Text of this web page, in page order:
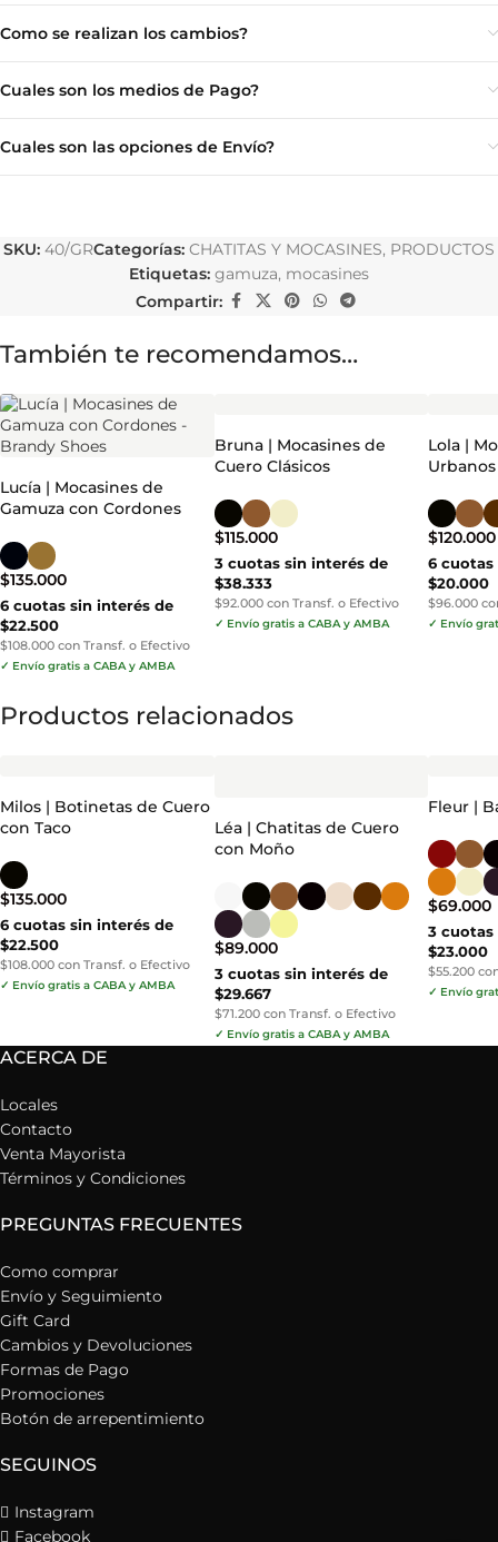
Como se realizan los cambios?
Cuales son los medios de Pago?
Cuales son las opciones de Envío?
SKU: 40/GRCategorías: CHATITAS Y MOCASINES, PRODUCTOS
Etiquetas: gamuza, mocasines
Compartir:
También te recomendamos…
Lucía | Mocasines de
Gamuza con Cordones
$135.000
6 cuotas sin interés de
$22.500
$108.000 con Transf. o Efectivo
✓ Envío gratis a CABA y AMBA
Bruna | Mocasines de
Cuero Clásicos
$115.000
3 cuotas sin interés de
$38.333
$92.000 con Transf. o Efectivo
✓ Envío gratis a CABA y AMBA
Lola |
Urbanos
$120.000
6 cuotas
$20.000
$96.000
✓ Envío
Productos relacionados
Milos | Botinetas de Cuero
con Taco
$135.000
6 cuotas sin interés de
$22.500
$108.000 con Transf. o Efectivo
✓ Envío gratis a CABA y AMBA
Léa | Chatitas de Cuero
con Moño
$89.000
3 cuotas sin interés de
$29.667
$71.200 con Transf. o Efectivo
✓ Envío gratis a CABA y AMBA
Fleur |
$69.000
3 cuotas
$23.000
$55.200
✓ Envío
ACERCA DE
Locales
Contacto
Venta Mayorista
Términos y Condiciones
PREGUNTAS FRECUENTES
Como comprar
Envío y Seguimiento
Gift Card
Cambios y Devoluciones
Formas de Pago
Promociones
Botón de arrepentimiento
SEGUINOS
Instagram
Facebook